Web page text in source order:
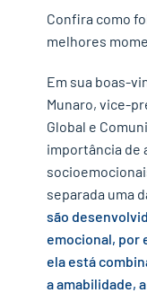
Confira como
melhores
Em sua boas-
Munaro, vice-
Global e
importância de
separada uma
são
emocional, por
ela está
a amabilidade,